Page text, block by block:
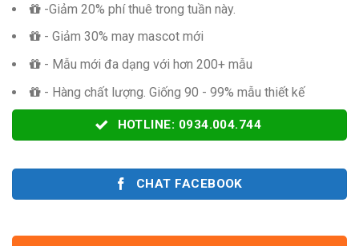
-Giảm 20% phí thuê trong tuần này.
- Giảm 30% may mascot mới
- Mẫu mới đa dạng với hơn 200+ mẫu
- Hàng chất lượng. Giống 90 - 99% mẫu thiết kế
HOTLINE: 0934.004.744
CHAT FACEBOOK